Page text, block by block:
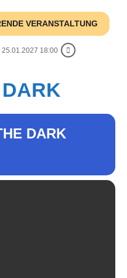
VERANSTALTUNG
25.01.2027 18:00
DARK